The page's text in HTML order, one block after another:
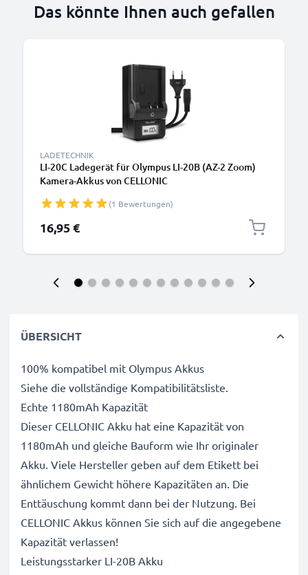
Das könnte Ihnen auch gefallen
LADETECHNIK
LI-20C Ladegerät für Olympus LI-20B (AZ-2 Zoom)
Kamera-Akkus von CELLONIC
(1 Bewertungen)
16,95 €
ÜBERSICHT
100% kompatibel mit Olympus Akkus
Siehe die vollständige Kompatibilitätsliste.
Echte 1180mAh Kapazität
Dieser CELLONIC Akku hat eine Kapazität von
1180mAh und gleiche Bauform wie Ihr originaler
Akku. Viele Hersteller geben auf dem Etikett bei
ähnlichem Gewicht höhere Kapazitäten an. Die
Enttäuschung kommt dann bei der Nutzung. Bei
CELLONIC Akkus können Sie sich auf die angegebene
Kapazität verlassen!
Leistungsstarker LI-20B Akku